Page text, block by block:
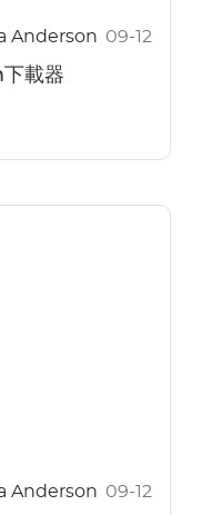
Anderson 09-12
載器
Anderson 09-12